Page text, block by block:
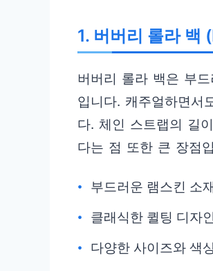
1. 버버리 롤라 백
버버리 롤라 백은 부
입니다. 캐주얼하면서
다. 체인 스트랩의 길
다는 점 또한 큰 장점
부드러운 램스킨 소
클래식한 퀼팅 디자
다양한 사이즈와 색